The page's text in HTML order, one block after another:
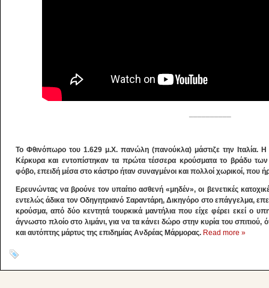
Το Φθινόπωρο του 1.629 μ.Χ. πανώλη (πανούκλα) μάστιζε την Ιταλία. Η
Κέρκυρα και εντοπίστηκαν τα πρώτα τέσσερα κρούσματα το βράδυ
φόβο, επειδή μέσα στο κάστρο ήταν συναγμένοι και πολλοί χωρικοί, που
Ερευνώντας να βρούνε τον υπαίτιο ασθενή «μηδέν», οι βενετικές
εντελώς άδικα τον Οδηγητριανό Σαραντάρη, Δικηγόρο στο επάγγελμα,
κρούσμα, από δύο κεντητά τουρκικά μαντήλια που είχε φέρει εκεί ο
άγνωστο πλοίο στο λιμάνι, για να τα κάνει δώρο στην κυρία του σπιτιού,
και αυτόπτης μάρτυς της επιδημίας Ανδρέας Μάρμορας. Read more »